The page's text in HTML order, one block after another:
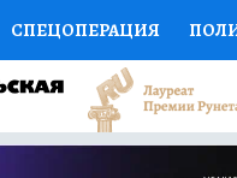
СПЕЦОПЕРАЦИЯ
НАУКА СПОРТ
ДОКТОР